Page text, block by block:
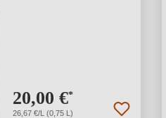
20,00 €*
26,67 €/L (0,75 L)